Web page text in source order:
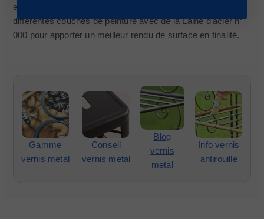
est recommandé de poncer sans trop insister entre les
différentes couches de peinture avec de la Laine d'acier n°
000 pour apporter un meilleur rendu de surface en finalité.
Gamme
vernis metal
Conseil
vernis metal
Blog
vernis
metal
Info vernis
antirouille